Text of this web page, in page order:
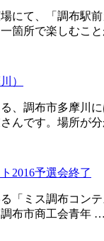
にて、「調布駅
箇所で楽しむこ
）
、調布市多摩川
んです。場所が
2016予選会終了
「ミス調布コン
布市商工会青年 …